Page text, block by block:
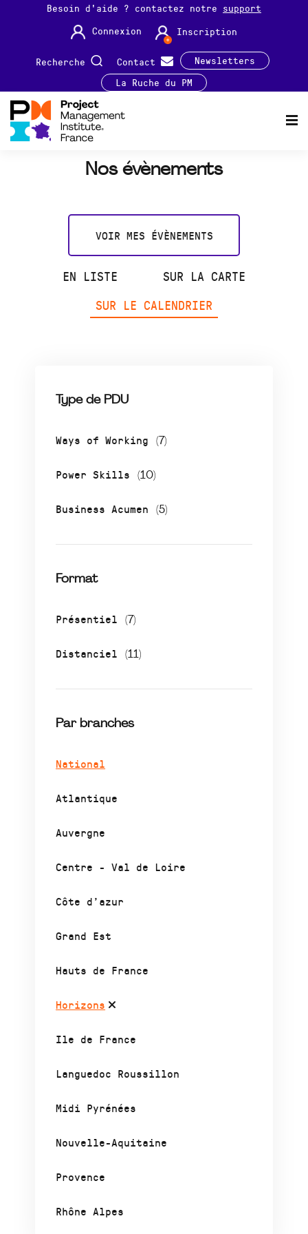
Besoin d'aide ? contactez notre support
Connexion
Inscription
Recherche Contact
Newsletters
La Ruche du PM
Nos évènements
VOIR MES ÉVÈNEMENTS
EN LISTE
SUR LA CARTE
SUR LE CALENDRIER
Type de PDU
Ways of Working (7)
Power Skills (10)
Business Acumen (5)
Format
Présentiel (7)
Distanciel (11)
Par branches
National
Atlantique
Auvergne
Centre - Val de Loire
Côte d’azur
Grand Est
Hauts de France
Horizons
Ile de France
Languedoc Roussillon
Midi Pyrénées
Nouvelle-Aquitaine
Provence
Rhône Alpes